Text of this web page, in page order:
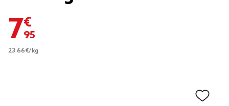
7,95 €
23.66€/kg